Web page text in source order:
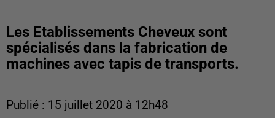
Les Etablissements Cheveux sont
spécialisés dans la fabrication de
machines avec tapis de transports.
Publié : 15 juillet 2020 à 12h48